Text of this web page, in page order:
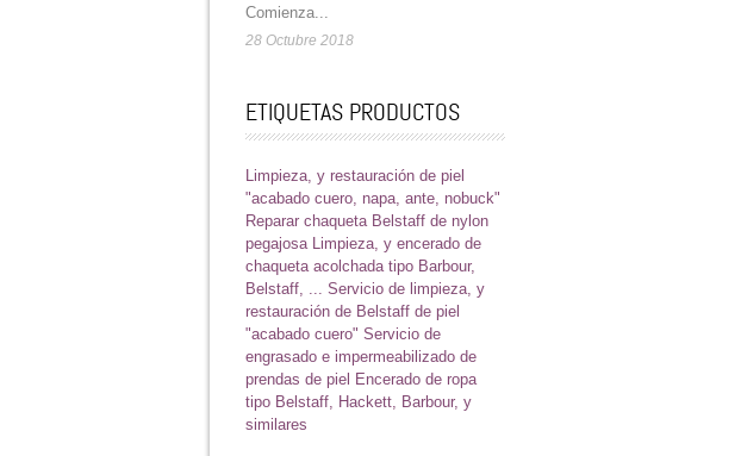
Comienza...
28 Octubre 2018
ETIQUETAS PRODUCTOS
Limpieza, y restauración de piel
"acabado cuero, napa, ante, nobuck"
Reparar chaqueta Belstaff de nylon
pegajosa
Limpieza, y encerado de
chaqueta acolchada tipo Barbour,
Belstaff, ...
Servicio de limpieza, y
restauración de Belstaff de piel
"acabado cuero" Servicio de
engrasado e impermeabilizado de
prendas de piel Encerado de ropa
tipo Belstaff, Hackett, Barbour, y
similares